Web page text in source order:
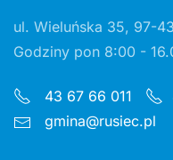
ul. Wieluńska 35, 97-
Godziny pon 8:00 -
43 67 66 011
gmina@rusiec.pl